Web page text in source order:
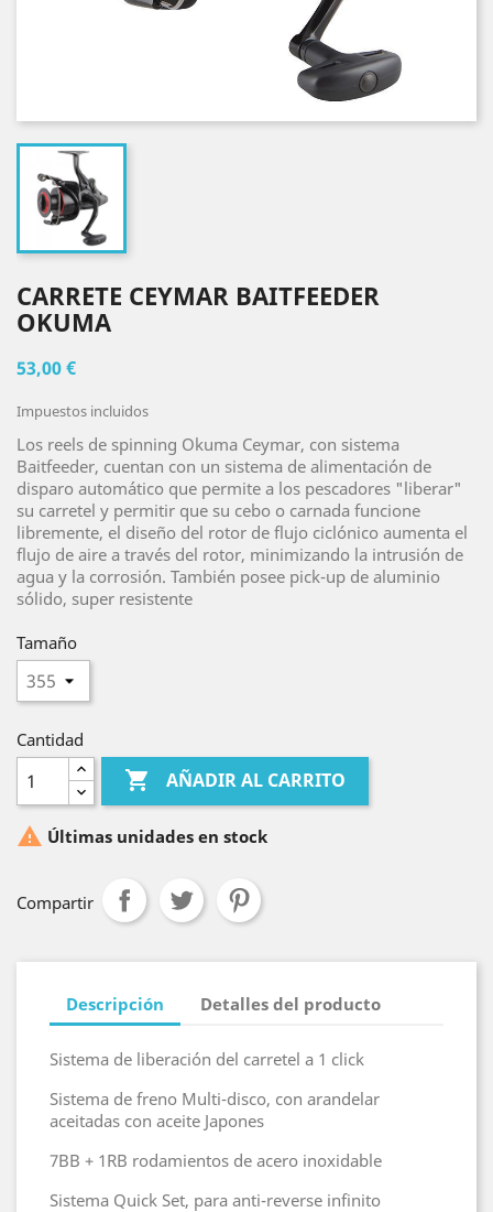
CARRETE CEYMAR BAITFEEDER
OKUMA
53,00 €
Impuestos incluidos
Los reels de spinning Okuma Ceymar, con sistema
Baitfeeder, cuentan con un sistema de alimentación de
disparo automático que permite a los pescadores "liberar"
su carretel y permitir que su cebo o carnada funcione
libremente, el diseño del rotor de flujo ciclónico aumenta el
flujo de aire a través del rotor, minimizando la intrusión de
agua y la corrosión. También posee pick-up de aluminio
sólido, super resistente
Tamaño
Cantidad
 AÑADIR AL CARRITO
 Últimas unidades en stock
Compartir
Descripción Detalles del producto
Sistema de liberación del carretel a 1 click
Sistema de freno Multi-disco, con arandelar
aceitadas con aceite Japones
7BB + 1RB rodamientos de acero inoxidable
Sistema Quick Set, para anti-reverse infinito